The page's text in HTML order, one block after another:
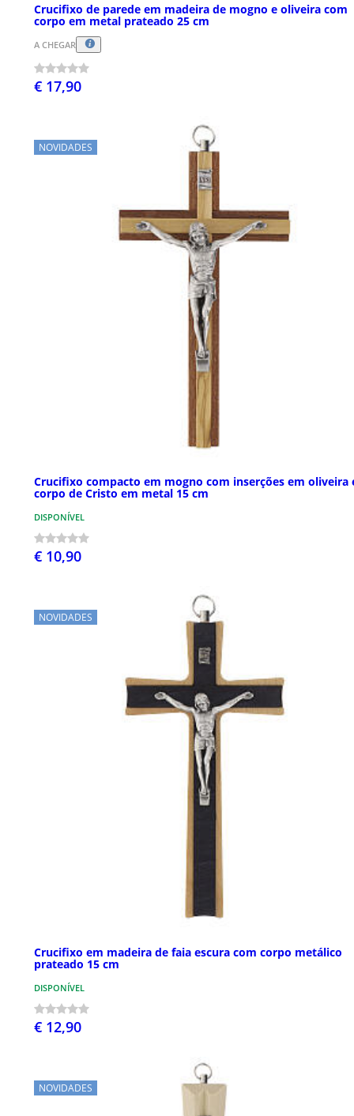
Crucifixo de parede em madeira de mogno e oliveira com
corpo em metal prateado 25 cm
A CHEGAR
€ 17,90
NOVIDADES
Crucifixo compacto em mogno com inserções em oliveira
corpo de Cristo em metal 15 cm
DISPONÍVEL
€ 10,90
NOVIDADES
Crucifixo em madeira de faia escura com corpo metálico
prateado 15 cm
DISPONÍVEL
€ 12,90
NOVIDADES